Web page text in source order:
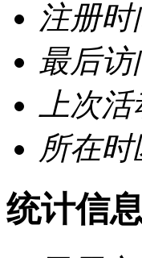
注册时
最后访
上次
所在时
统计信